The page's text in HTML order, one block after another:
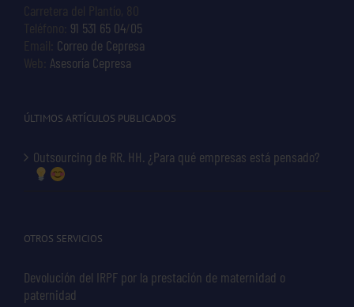
Carretera del Plantío, 80
Teléfono: 91 531 65 04 05
Email: Correo de Cepresa
Web: Asesoría Cepresa
ÚLTIMOS ARTÍCULOS PUBLICADOS
Outsourcing de RR. HH. ¿Para qué empresas está pensado?
OTROS SERVICIOS
Devolución del IRPF por la prestación de maternidad o
paternidad